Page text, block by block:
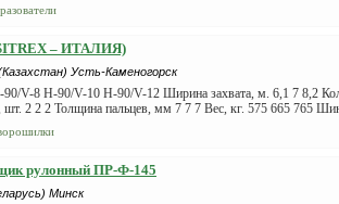
– ИТАЛИЯ)
Усть-Каменогорск
V-8 Н-90/V-10 Н-90/V-12 Ширина захвата, м. 6,1 7 8,2
шт. 2 2 2 Толщина пальцев, мм 7 7 7 Вес, кг. 575 665 765
рулонный ПР-Ф-145
Минск